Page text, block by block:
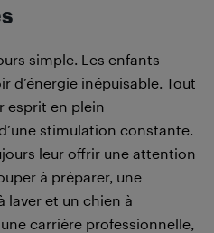
simple. Les enfants
d’énergie inépuisable. Tout
esprit en plein
stimulation constante.
leur offrir une attention
à préparer, une
laver et un chien à
carrière professionnelle,